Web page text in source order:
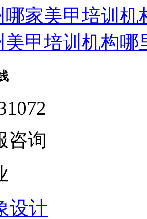
哪家美甲培训
美甲培训机构
咨询
设计